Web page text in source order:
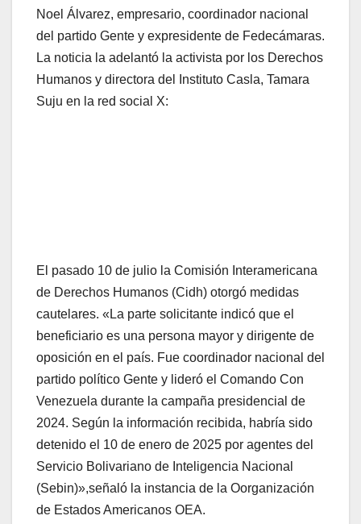
Noel Álvarez, empresario, coordinador nacional
del partido Gente y expresidente de Fedecámaras.
La noticia la adelantó la activista por los Derechos
Humanos y directora del Instituto Casla, Tamara
Suju en la red social X:
El pasado 10 de julio la Comisión Interamericana
de Derechos Humanos (Cidh) otorgó medidas
cautelares. «La parte solicitante indicó que el
beneficiario es una persona mayor y dirigente de
oposición en el país. Fue coordinador nacional del
partido político Gente y lideró el Comando Con
Venezuela durante la campaña presidencial de
2024. Según la información recibida, habría sido
detenido el 10 de enero de 2025 por agentes del
Servicio Bolivariano de Inteligencia Nacional
(Sebin)»,señaló la instancia de la Oorganización
de Estados Americanos OEA.